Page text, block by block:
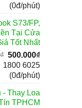
là:
tại
(0đ/phút)
S73/FP,
Tại Cửa
Tốt Nhất
₫ Giá
gốc
là:
500.000₫Giá
hiện
tại
500.000₫.
1800 6025
(0đ/phút)
- Thay Loa
TPHCM